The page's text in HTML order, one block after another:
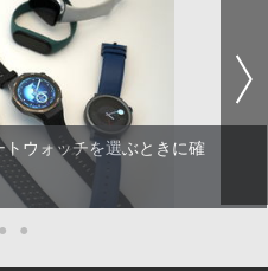
ウォッチを選ぶときに確
● ●